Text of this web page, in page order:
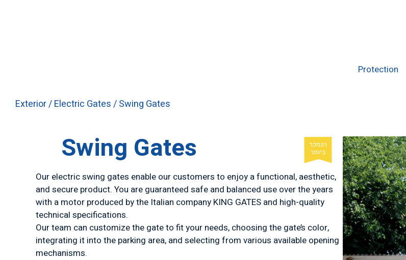
Protection
Exterior/Electric Gates/ Swing Gates
Swing Gates
Our electric swing gates enable our customers to enjoy a functional, aesthetic,
and secure product. You are guaranteed safe and balanced use over the years
with a motor produced by the Italian company KING GATES and high-quality
technical specifications.
Our team can customize the gate to fit your needs, choosing the gate’s color,
integrating it into the parking area, and selecting from various available opening
mechanisms.